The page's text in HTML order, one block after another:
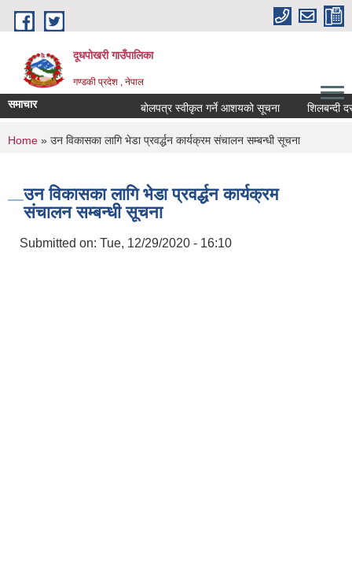
Skip to main content
दूधपोखरी गाउँपालिका
गण्डकी प्रदेश , नेपाल
समाचार बोलपत्र स्वीकृत गर्ने आशयको सूचना शिलबन्दी
You are here
Home » उन विकासका लागि भेडा प्रवर्द्धन कार्यक्रम संचालन सम्बन्धी सूचना
उन विकासका लागि भेडा प्रवर्द्धन कार्यक्रम
संचालन सम्बन्धी सूचना
Submitted on: Tue, 12/29/2020 - 16:10